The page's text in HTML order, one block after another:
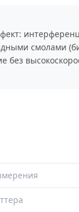
смолами